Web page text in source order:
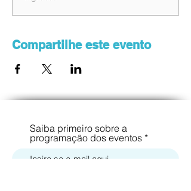
Compartilhe este evento
Saiba primeiro sobre a
programação dos eventos